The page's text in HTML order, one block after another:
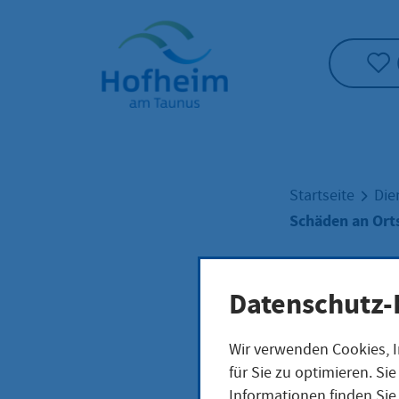
Startseite"
Startseite
Schäden an
Wir verwenden
für Sie zu optimieren.